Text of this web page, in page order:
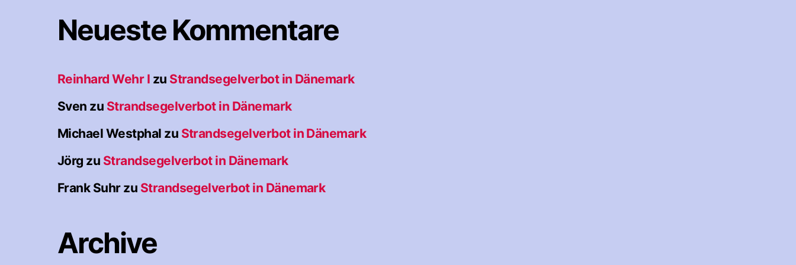
Neueste Kommentare
Reinhard Wehr I zu Strandsegelverbot in Dänemark
Sven zu Strandsegelverbot in Dänemark
Michael Westphal zu Strandsegelverbot in Dänemark
Jörg zu Strandsegelverbot in Dänemark
Frank Suhrzu Strandsegelverbot in Dänemark
Archive